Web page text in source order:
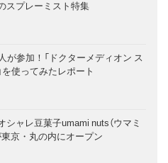
スプレーミスト特集
が参加！「ドクターメディオン ス
使ってみたレポート
ャレ豆菓子umami nuts（ウマミ
東京・丸の内にオープン